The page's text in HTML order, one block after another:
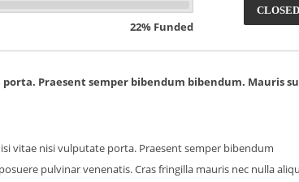
22% Funded
CLOSED
Praesent semper bibendum bibendum. Mauris
vitae nisi vulputate porta. Praesent semper bibendum
pulvinar venenatis. Cras fringilla mauris nec nulla